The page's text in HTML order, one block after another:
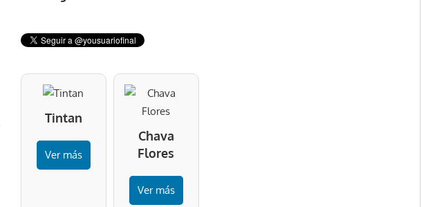
Tintan
Ver más
Chava
Flores
Ver más